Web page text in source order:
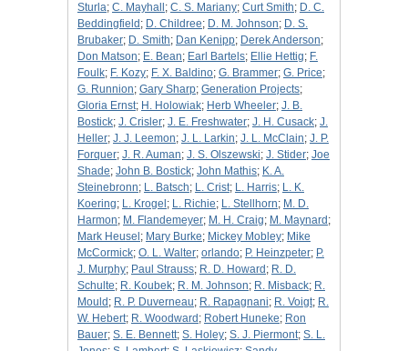
Sturla; C. Mayhall ; C. S. Mariany; Curt Smith; D. C.
Beddingfield ; D. Childree; D. M. Johnson; D. S.
Brubaker; D. Smith; Dan Kenipp; Derek Anderson;
Don Matson; E. Bean; Earl Bartels; Ellie Hettig; F.
Foulk; F. Kozy; F. X. Baldino; G. Brammer; G. Price;
G. Runnion; Gary Sharp; Generation Projects;
Gloria Ernst; H. Holowiak; Herb Wheeler; J. B.
Bostick; J. Crisler; J. E. Freshwater; J. H. Cusack; J.
Heller; J. J. Leemon; J. L. Larkin; J. L. McClain; J. P.
Forquer; J. R. Auman; J. S. Olszewski; J. Stider; Joe
Shade; John B. Bostick; John Mathis; K. A.
Steinebronn; L. Batsch; L. Crist; L. Harris; L. K.
Koering; L. Krogel ; L. Richie; L. Stellhorn; M. D.
Harmon; M. Flandemeyer; M. H. Craig; M. Maynard ;
Mark Heusel ; Mary Burke; Mickey Mobley; Mike
McCormick; O. L. Walter; orlando; P. Heinzpeter; P.
J. Murphy; Paul Strauss; R. D. Howard ; R. D.
Schulte; R. Koubek; R. M. Johnson; R. Misback; R.
Mould ; R. P. Duverneau; R. Rapagnani; R. Voigt; R.
W. Hebert; R. Woodward ; Robert Huneke; Ron
Bauer; S. E. Bennett; S. Holey; S. J. Piermont; S. L.